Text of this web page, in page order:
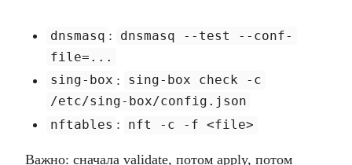
dnsmasq :
dnsmasq --test --conf-
file=...
sing-box :
sing-box check -c
/etc/sing-box/config.json
nftables : nft -c -f <file>
Важно: сначала validate, потом apply, потом